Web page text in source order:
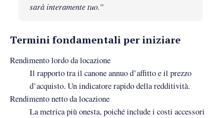
sarà interamente tuo.”
Termini fondamentali per iniziare
Rendimento lordo da locazione
Il rapporto tra il canone annuo d’affitto e il prezzo
d’acquisto. Un indicatore rapido della redditività.
Rendimento netto da locazione
La metrica più onesta, poiché include i costi accessori